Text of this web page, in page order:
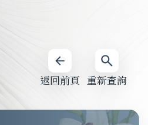
重新查詢
返回前頁